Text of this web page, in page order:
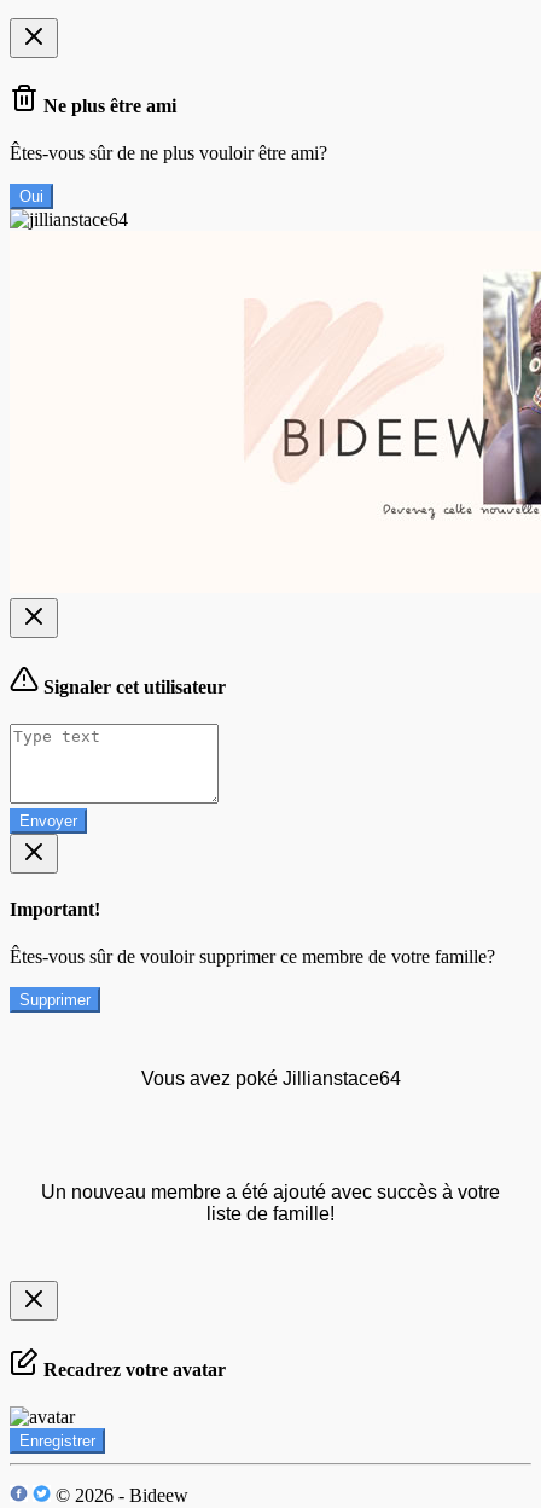
Ne plus être ami
Êtes-vous sûr de ne plus vouloir être ami?
Oui
Signaler cet utilisateur
Envoyer
Important!
Êtes-vous sûr de vouloir supprimer ce membre de votre famille?
Supprimer
Vous avez poké Jillianstace64
Un nouveau membre a été ajouté avec succès à votre
liste de famille!
Recadrez votre avatar
Enregistrer
© 2026 - Bideew